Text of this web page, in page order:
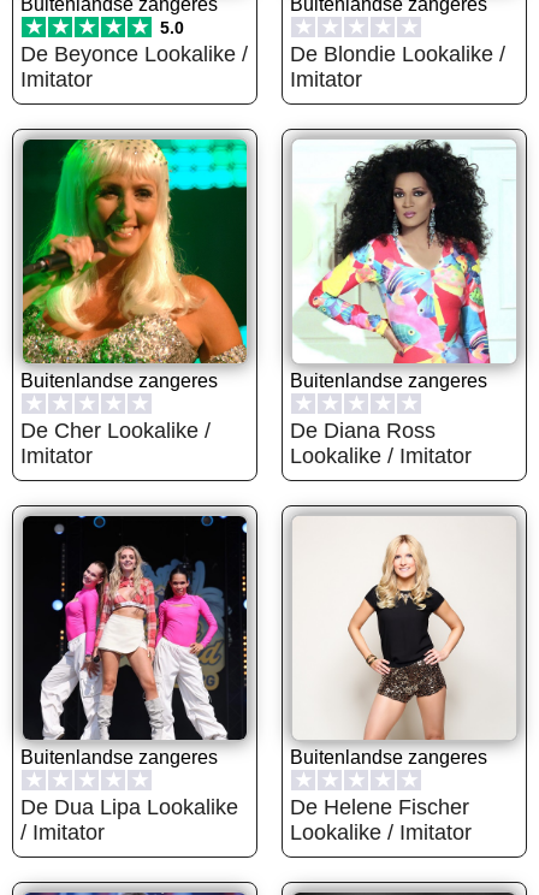
Buitenlandse zangeres
★ ★ ★ ★ ★ 5.0
De Beyonce Lookalike /
Imitator
Buitenlandse zangeres
★ ★ ★ ★ ★
De Blondie Lookalike /
Imitator
Buitenlandse zangeres
★ ★ ★ ★ ★
De Cher Lookalike /
Imitator
Buitenlandse zangeres
★ ★ ★ ★ ★
De Diana Ross
Lookalike / Imitator
Buitenlandse zangeres
★ ★ ★ ★ ★
De Dua Lipa Lookalike
/ Imitator
Buitenlandse zangeres
★ ★ ★ ★ ★
De Helene Fischer
Lookalike / Imitator